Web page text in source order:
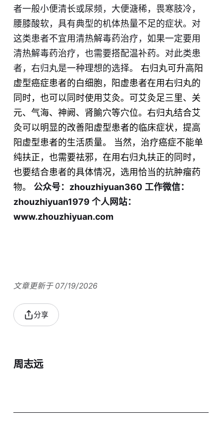
者一般小便清长或尿频，大便溏稀，畏寒肢冷，
腰膝酸软，具有典型的机体热量不足的​症状。对
这类患者不宜用清热解毒药治疗，如果一定要用
清热解毒药治疗，也需要搭配温补药。对此类患
者，右归丸是一种理想的选择。 右归丸可升高阳
虚型癌症患者的白细胞，阳虚患者在用右归丸的
同时，也可以同时使用艾灸。可艾灸足三里、关
元、气海、神阙、肾腧穴等穴位​。右归丸结合艾
灸可以明显的改善阳虚型患者的临床症状，提高
阳虚型患者的生活质量。
当然，治疗癌症不能单
纯扶正，也需要祛邪，在用右归丸扶正的同时，
也要​结合患者的具体情况，选用恰当的抗肿瘤药
物。
公众号：zhouzhiyuan360 工作微信：
zhouzhiyuan1979 个人网站：
www.zhouzhiyuan.com
文章更新于 07/19/2026
分享
周志远